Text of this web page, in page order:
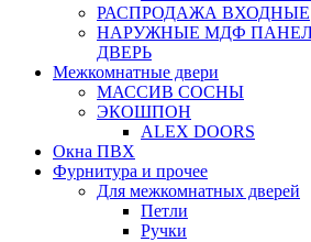
РАСПРОДАЖА ВХОДНЫЕ
НАРУЖНЫЕ МДФ
ДВЕРЬ
Межкомнатные двери
МАССИВ СОСНЫ
ЭКОШПОН
ALEX DOORS
Окна ПВХ
Фурнитура и прочее
Для межкомнатных дверей
Петли
Ручки